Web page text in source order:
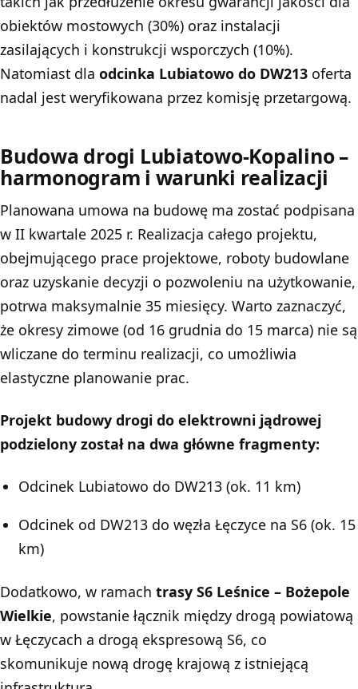
obiektów mostowych (30%) oraz instalacji
zasilających i konstrukcji wsporczych (10%).
Natomiast dla odcinka Lubiatowo do DW213 oferta
nadal jest weryfikowana przez komisję przetargową.
Budowa drogi Lubiatowo-Kopalino –
harmonogram i warunki realizacji
Planowana umowa na budowę ma zostać podpisana
w II kwartale 2025 r. Realizacja całego projektu,
obejmującego prace projektowe, roboty budowlane
oraz uzyskanie decyzji o pozwoleniu na użytkowanie,
potrwa maksymalnie 35 miesięcy. Warto zaznaczyć,
że okresy zimowe (od 16 grudnia do 15 marca) nie są
wliczane do terminu realizacji, co umożliwia
elastyczne planowanie prac.
Projekt budowy drogi do elektrowni jądrowej
podzielony został na dwa główne fragmenty:
Odcinek Lubiatowo do DW213 (ok. 11 km)
Odcinek od DW213 do węzła Łęczyce na S6 (ok. 15
km)
Dodatkowo, w ramach trasy S6 Leśnice – Bożepole
Wielkie, powstanie łącznik między drogą powiatową
w Łęczycach a drogą ekspresową S6, co
skomunikuje nową drogę krajową z istniejącą